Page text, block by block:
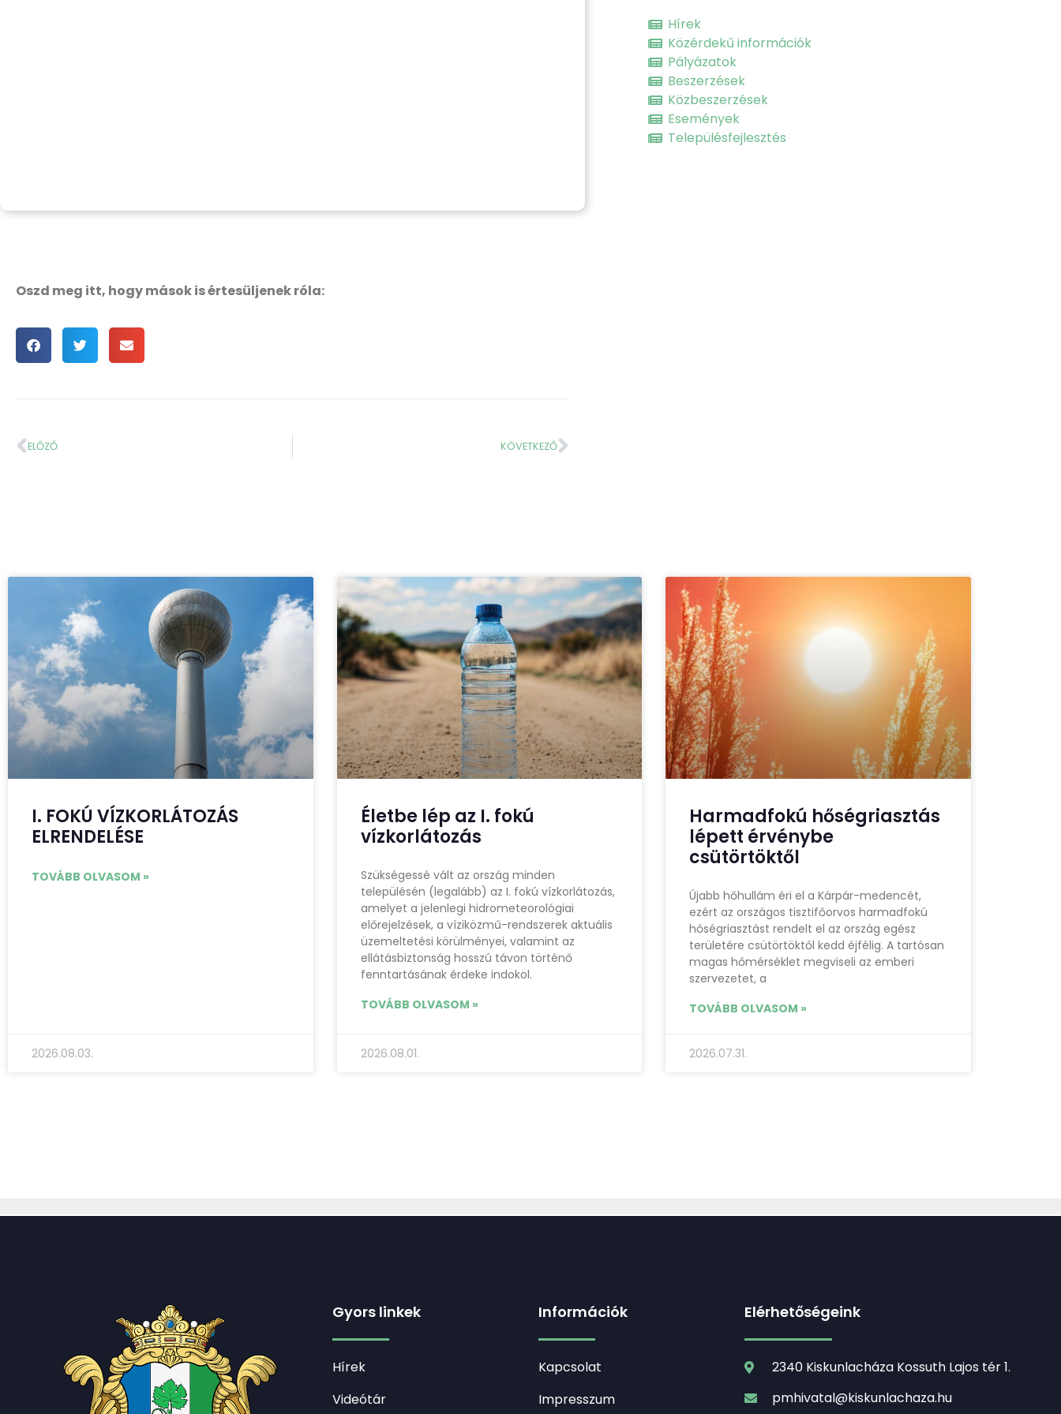
Hírek
Közérdekű információk
Pályázatok
Beszerzések
Közbeszerzések
Események
Településfejlesztés
Oszd meg itt, hogy mások is értesüljenek róla:
ELŐZŐ KÖVETKEZŐ
I. FOKÚ VÍZKORLÁTOZÁS
ELRENDELÉSE
TOVÁBB OLVASOM »
2026.08.03.
Életbe lép az I. fokú
vízkorlátozás
Szükségessé vált az ország minden
településén (legalább) az I. fokú vízkorlátozás,
amelyet a jelenlegi hidrometeorológiai
előrejelzések, a víziközmű-rendszerek aktuális
üzemeltetési körülményei, valamint az
ellátásbiztonság hosszú távon történő
fenntartásának érdeke indokol.
TOVÁBB OLVASOM »
2026.08.01.
Harmadfokú hőségriasztás
lépett érvénybe
csütörtöktől
Újabb hőhullám éri el a Kárpár-medencét,
ezért az országos tisztifőorvos harmadfokú
hőségriasztást rendelt el az ország egész
területére csütörtöktől kedd éjfélig. A tartósan
magas hőmérséklet megviseli az emberi
szervezetet, a
TOVÁBB OLVASOM »
2026.07.31.
Gyors linkek
Hírek
Videótár
Információk
Kapcsolat
Impresszum
Elérhetőségeink
2340 Kiskunlacháza Kossuth Lajos tér 1.
pmhivatal@kiskunlachaza.hu